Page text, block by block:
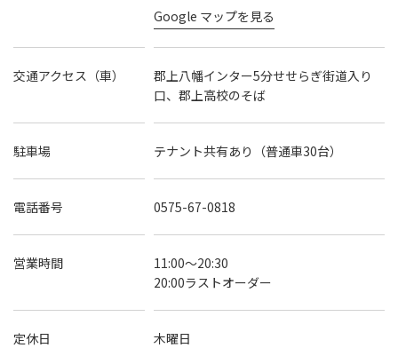
Google マップを見る
交通アクセス（車）
郡上八幡インター5分せせらぎ街道入り
口、郡上高校のそば
駐車場 テナント共有あり（普通車30台）
電話番号 0575-67-0818
営業時間
11:00～20:30
20:00ラストオーダー
定休日 木曜日